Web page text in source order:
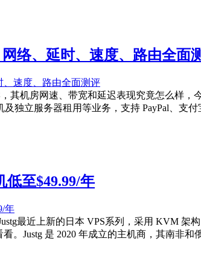
络、延时、速度、路由全面
其机房网速、带宽和延迟表现究竟怎么样，
及独立服务器租用等业务，支持 PayPal、
低至$49.99/年
最近上新的日本 VPS系列，采用 KVM 架
看。Justg 是 2020 年成立的主机商，其南非